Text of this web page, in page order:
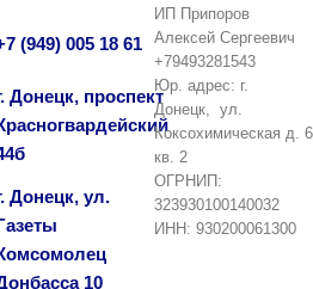
(949) 005 18 61
Донецк, проспект
Донецк, ул.
10
ИП Припоров
Алексей Сергеевич
+79493281543
Юр. адрес: г.
Донецк, ул.
Коксохимическая д. 6
кв. 2
ОГРНИП:
323930100140032
ИНН: 930200061300